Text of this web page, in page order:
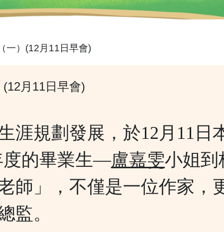
一）(12月11日早會)
月11日早會)
涯規劃發展，於12月11日
度的畢業生—盧嘉雯小姐到
師」，不僅是一位作家，
監。